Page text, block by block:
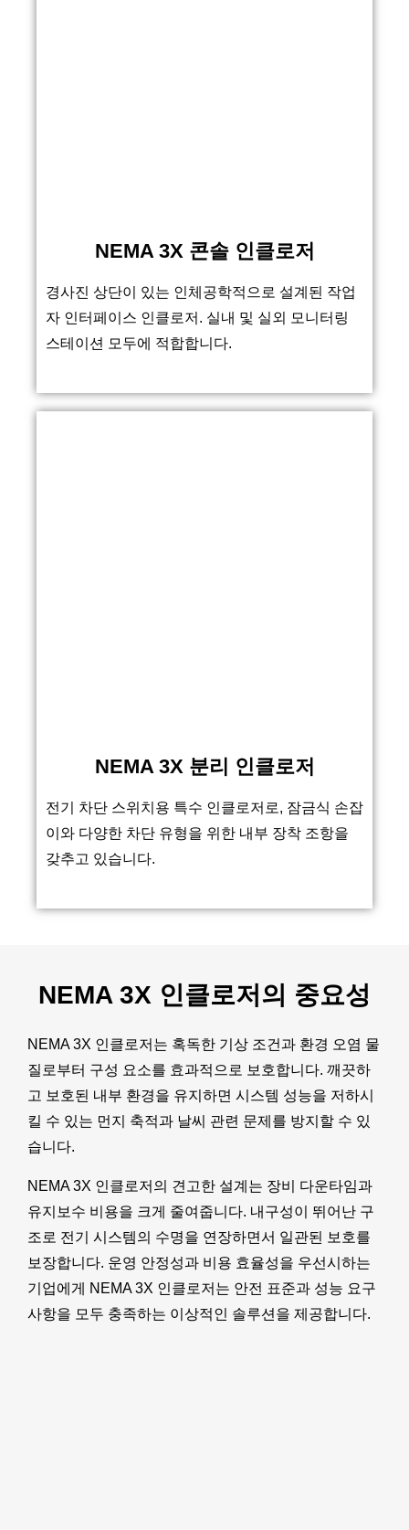
NEMA 3X 콘솔 인클로저
경사진 상단이 있는 인체공학적으로 설계된 작업
자 인터페이스 인클로저. 실내 및 실외 모니터링
스테이션 모두에 적합합니다.
NEMA 3X 분리 인클로저
전기 차단 스위치용 특수 인클로저로, 잠금식 손잡
이와 다양한 차단 유형을 위한 내부 장착 조항을
갖추고 있습니다.
NEMA 3X 인클로저의 중요성
NEMA 3X 인클로저는 혹독한 기상 조건과 환경 오염 물
질로부터 구성 요소를 효과적으로 보호합니다. 깨끗하
고 보호된 내부 환경을 유지하면 시스템 성능을 저하시
킬 수 있는 먼지 축적과 날씨 관련 문제를 방지할 수 있
습니다.
NEMA 3X 인클로저의 견고한 설계는 장비 다운타임과
유지보수 비용을 크게 줄여줍니다. 내구성이 뛰어난 구
조로 전기 시스템의 수명을 연장하면서 일관된 보호를
보장합니다. 운영 안정성과 비용 효율성을 우선시하는
기업에게 NEMA 3X 인클로저는 안전 표준과 성능 요구
사항을 모두 충족하는 이상적인 솔루션을 제공합니다.